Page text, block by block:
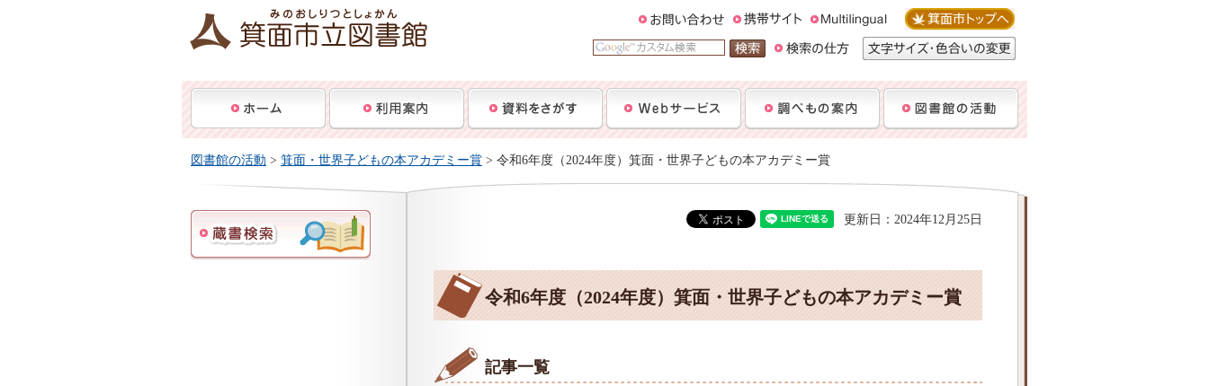
図書館の活動 > 箕面・世界子どもの本アカデミー賞 > 令和6年度（2024年度）箕面・世界子どもの本アカデミー賞
更新日：2024年12月25日
令和6年度（2024年度）箕面・世界子どもの本アカデミー賞
記事一覧